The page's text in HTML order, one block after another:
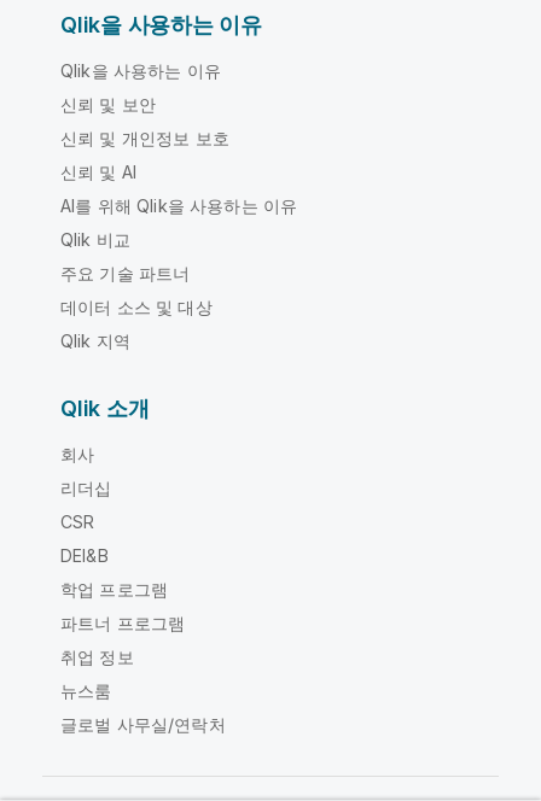
Qlik을 사용하는 이유
Qlik을 사용하는 이유
신뢰 및 보안
신뢰 및 개인정보 보호
신뢰 및 AI
AI를 위해 Qlik을 사용하는 이유
Qlik 비교
주요 기술 파트너
데이터 소스 및 대상
Qlik 지역
Qlik 소개
회사
리더십
CSR
DEI&B
학업 프로그램
파트너 프로그램
취업 정보
뉴스룸
글로벌 사무실/연락처